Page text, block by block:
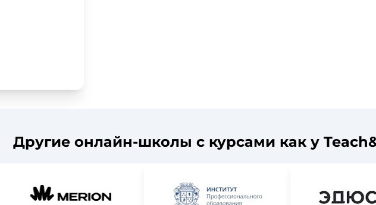
Другие онлайн-школы с курсами как у